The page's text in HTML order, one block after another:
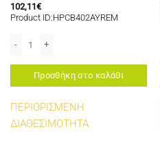
102,11€
Product ID:HPCB402AYREM
Προσθήκη στο καλάθι
ΠΕΡΙΟΡΙΣΜΕΝΗ
ΔΙΑΘΕΣΙΜΟΤΗΤΑ